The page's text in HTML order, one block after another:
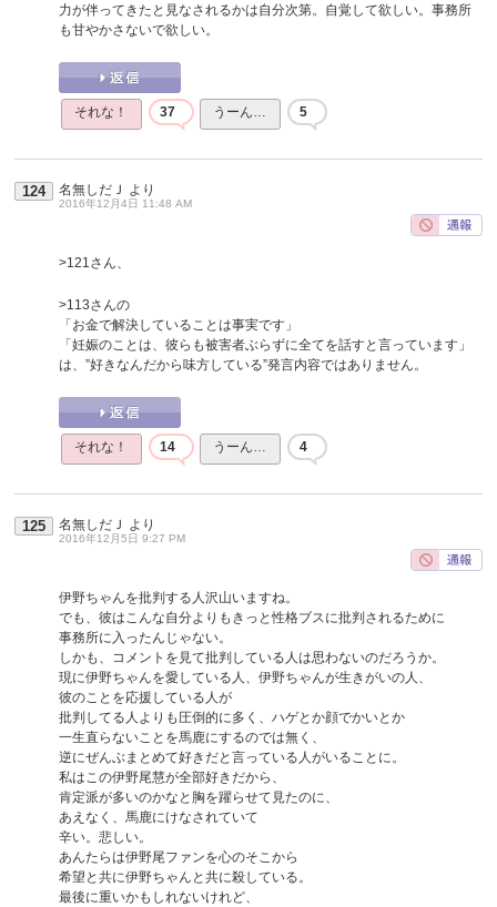
力が伴ってきたと見なされるかは自分次第。自覚して欲しい。事務所
も甘やかさないで欲しい。
それな！ 37 うーん… 5
124 名無しだＪ より
2016年12月4日 11:48 AM
>121さん、
>113さんの
「お金で解決していることは事実です」
「妊娠のことは、彼らも被害者ぶらずに全てを話すと言っています」
は、”好きなんだから味方している”発言内容ではありません。
それな！ 14 うーん… 4
125 名無しだＪ より
2016年12月5日 9:27 PM
伊野ちゃんを批判する人沢山いますね。
でも、彼はこんな自分よりもきっと性格ブスに批判されるために
事務所に入ったんじゃない。
しかも、コメントを見て批判している人は思わないのだろうか。
現に伊野ちゃんを愛している人、伊野ちゃんが生きがいの人、
彼のことを応援している人が
批判してる人よりも圧倒的に多く、ハゲとか顔でかいとか
一生直らないことを馬鹿にするのでは無く、
逆にぜんぶまとめて好きだと言っている人がいることに。
私はこの伊野尾慧が全部好きだから、
肯定派が多いのかなと胸を躍らせて見たのに、
あえなく、馬鹿にけなされていて
辛い。悲しい。
あんたらは伊野尾ファンを心のそこから
希望と共に伊野ちゃんと共に殺している。
最後に重いかもしれないけれど、